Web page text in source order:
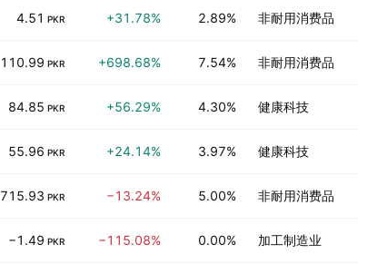
4.51 PKR +31.78% 2.89% 非耐用消费品
110.99 PKR +698.68% 7.54% 非耐用消费品
84.85 PKR +56.29% 4.30% 健康科技
55.96 PKR +24.14% 3.97% 健康科技
715.93 PKR −13.24% 5.00% 非耐用消费品
−1.49 PKR −115.08% 0.00% 加工制造业